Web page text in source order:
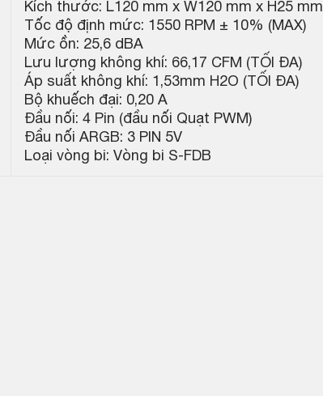
Kích thước: L120 mm x W120 mm x H25 mm
Tốc độ định mức: 1550 RPM ± 10% (MAX)
Mức ồn: 25,6 dBA
Lưu lượng không khí: 66,17 CFM (TỐI ĐA)
Áp suất không khí: 1,53mm H2O (TỐI ĐA)
Bộ khuếch đại: 0,20 A
Đầu nối: 4 Pin (đầu nối Quạt PWM)
Đầu nối ARGB: 3 PIN 5V
Loại vòng bi: Vòng bi S-FDB